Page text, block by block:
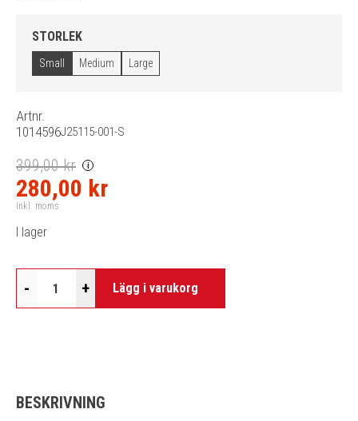
STORLEK
Small Medium Large
Artnr.
1014596J25115-001-S
399,00 kr i
280,00 kr
Inkl. moms
I lager
- + Lägg i varukorg
BESKRIVNING